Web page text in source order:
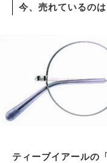
今、売れているのは
ティーブイアールの